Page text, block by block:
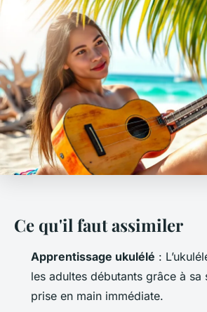
Ce qu'il faut assimiler
Apprentissage ukulélé :
les adultes débutants grâce à sa
prise en main immédiate.